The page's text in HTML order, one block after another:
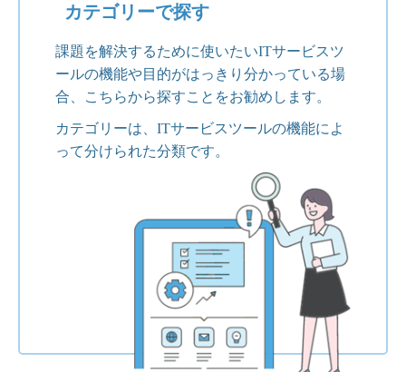
カテゴリーで探す
課題を解決するために使いたいITサービスツ
ールの機能や目的がはっきり分かっている場
合、こちらから探すことをお勧めします。
カテゴリーは、ITサービスツールの機能によ
って分けられた分類です。